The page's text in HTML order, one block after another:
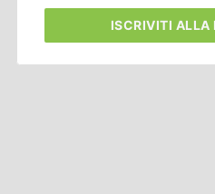
ISCRIVITI ALLA